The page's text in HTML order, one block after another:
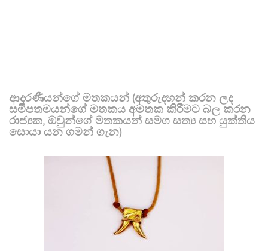
ආදරණීයන්ගේ මතකයන් (අතුරුදහන් කරන ලද
සමීපතමයන්ගේ මතකය අමතක කිරීමට බල කරන
රාජ්‍යක, ඔවුන්ගේ මතකයන් සමග සත්‍ය සහ යුක්තිය
සොයා යන ගමන් ගැන)